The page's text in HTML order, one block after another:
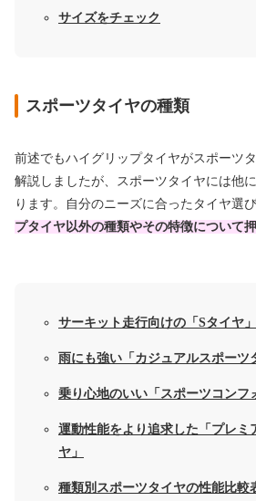
サイズをチェック
スポーツタイヤの種類
前述でもハイグリップタイヤがスポーツ
解説しましたが、スポーツタイヤには他
ります。自分のニーズに合ったタイヤ選
プタイヤ以外の種類やその特徴について
サーキット走行向けの「Sタイヤ」
雨にも強い「カジュアルスポーツ
乗り心地のいい「スポーツコンフ
運動性能をより追求した「プレミ
ヤ」
種類別スポーツタイヤの性能比較